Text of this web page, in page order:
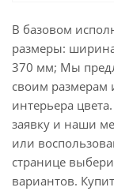
В базовом
размеры:
370 мм; Мы
своим размерам
интерьера
заявку и наши
или
странице
вариантов.